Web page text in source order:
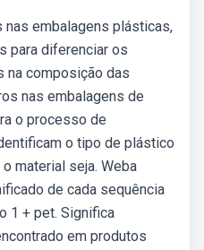
embalagens plásticas,
para diferenciar os
composição das
nas embalagens de
o processo de
o tipo de plástico
material seja. Weba
de cada sequência
1 + pet. Significa
em produtos